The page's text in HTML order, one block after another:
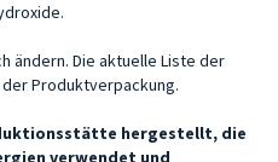
ändern. Die aktuelle Liste der
Produktverpackung.
hergestellt, die
verwendet und